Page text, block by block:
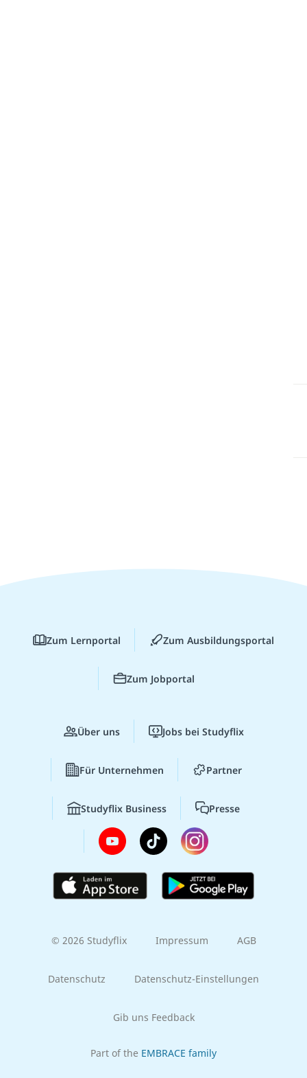
Zum Lernportal Zum Ausbildungsportal
Zum Jobportal
Über uns Jobs bei Studyflix
Für Unternehmen Partner
Studyflix Business Presse
© 2026 Studyflix Impressum AGB
Datenschutz Datenschutz-Einstellungen
Gib uns Feedback
Part of the EMBRACE family